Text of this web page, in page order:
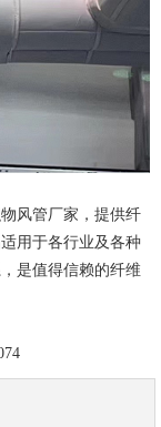
风管厂家，提供纤
用于各行业及各种
是值得信赖的纤维